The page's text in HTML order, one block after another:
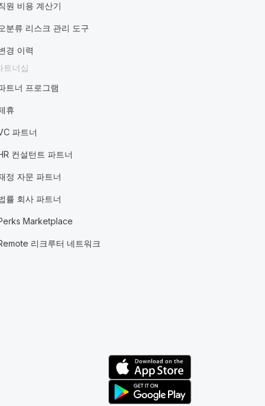
원 비용 계산기
분류 리스크 관리 도구
경 이력
트너십
트너 프로그램
휴
파트너
컨설턴트 파트너
정 자문 파트너
률 회사 파트너
Marketplace
리크루터 네트워크